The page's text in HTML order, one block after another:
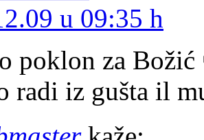
u 09:35 h
poklon za
radi iz gušta il